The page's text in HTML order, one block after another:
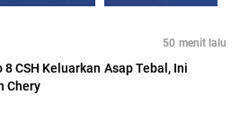
50 menit lalu
CSH Keluarkan Asap Tebal, Ini
Chery